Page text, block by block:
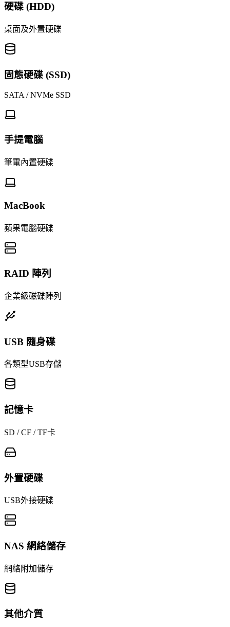
硬碟 (HDD)
桌面及外置硬碟
固態硬碟 (SSD)
SATA / NVMe SSD
手提電腦
筆電內置硬碟
MacBook
蘋果電腦硬碟
RAID 陣列
企業級磁碟陣列
USB 隨身碟
各類型USB存儲
記憶卡
SD / CF / TF卡
外置硬碟
USB外接硬碟
NAS 網絡儲存
網絡附加儲存
其他介質